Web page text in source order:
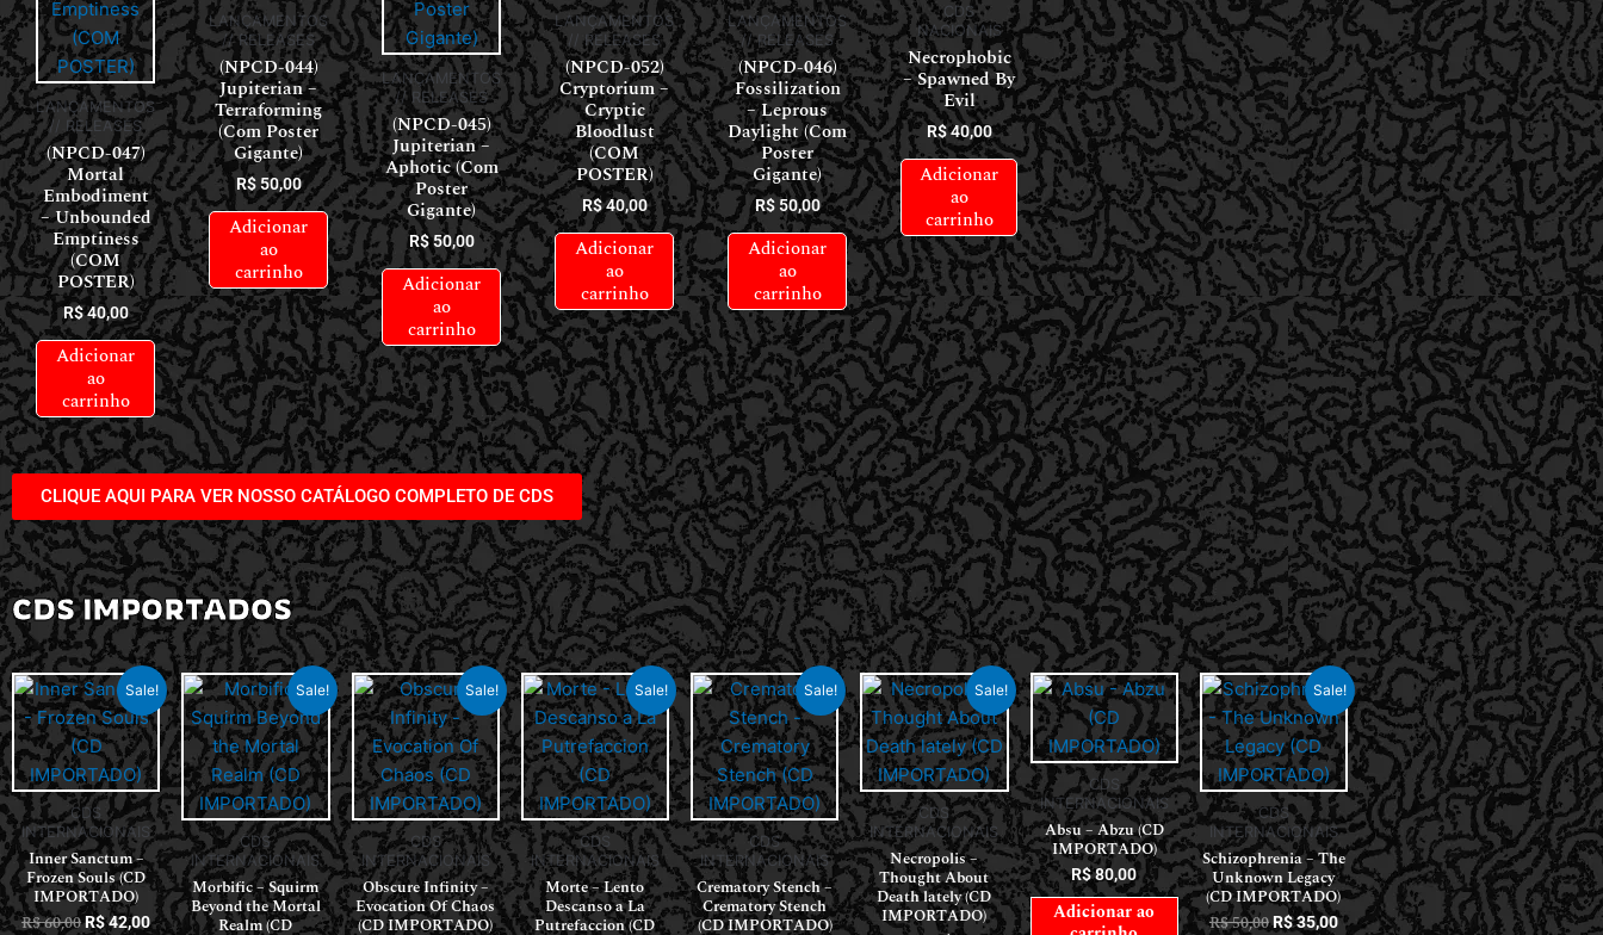
LANÇAMENTOS
// RELEASES
(NPCD-047)
Mortal
Embodiment
– Unbounded
Emptiness
(COM
POSTER)
R$40,00
Adicionar
ao
carrinho
LANÇAMENTOS
// RELEASES
(NPCD-044)
Jupiterian –
Terraforming
(Com Poster
Gigante)
R$50,00
Adicionar
ao
carrinho
LANÇAMENTOS
// RELEASES
(NPCD-045)
Jupiterian –
Aphotic (Com
Poster
Gigante)
R$50,00
Adicionar
ao
carrinho
LANÇAMENTOS
// RELEASES
(NPCD-052)
Cryptorium –
Cryptic
Bloodlust
(COM
POSTER)
R$40,00
Adicionar
ao
carrinho
LANÇAMENTOS
// RELEASES
(NPCD-046)
Fossilization
– Leprous
Daylight (Com
Poster
Gigante)
R$50,00
Adicionar
ao
carrinho
CDS
NACIONAIS
Necrophobic
– Spawned By
Evil
R$40,00
Adicionar
ao
carrinho
CLIQUE AQUI PARA VER NOSSO CATÁLOGO COMPLETO DE CDS
CDS IMPORTADOS
Sale!
CDS
INTERNACIONAIS
Inner Sanctum –
Frozen Souls (CD
IMPORTADO)
R$60,00R$42,00
Sale!
CDS
INTERNACIONAIS
Morbific – Squirm
Beyond the Mortal
Realm (CD
Sale!
CDS
INTERNACIONAIS
Obscure Infinity –
Evocation Of Chaos
(CD IMPORTADO)
Sale!
CDS
INTERNACIONAIS
Morte – Lento
Descanso a La
Putrefaccion (CD
Sale!
CDS
INTERNACIONAIS
Crematory Stench –
Crematory Stench
(CD IMPORTADO)
Sale!
CDS
INTERNACIONAIS
Necropolis –
Thought About
Death lately (CD
IMPORTADO)
CDS
INTERNACIONAIS
Absu – Abzu (CD
IMPORTADO)
R$80,00
Adicionar ao
Sale!
CDS
INTERNACIONAIS
Schizophrenia – The
Unknown Legacy
(CD IMPORTADO)
R$50,00R$35,00